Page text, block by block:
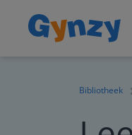
Bibliotheek